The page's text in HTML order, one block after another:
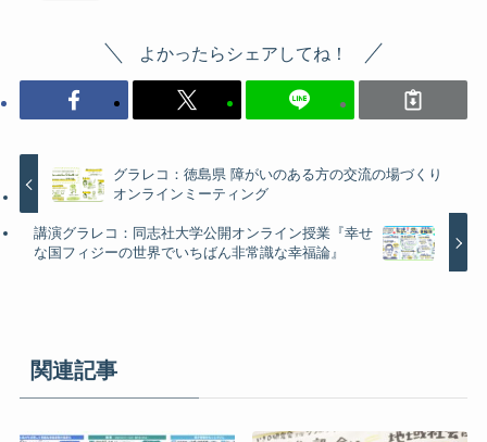
よかったらシェアしてね！
グラレコ：徳島県 障がいのある方の交流の場づくり
オンラインミーティング
講演グラレコ：同志社大学公開オンライン授業『幸せ
な国フィジーの世界でいちばん非常識な幸福論』
関連記事